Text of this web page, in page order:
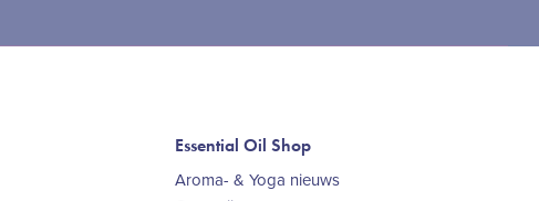
Essential Oil Shop
Aroma- & Yoga nieuws